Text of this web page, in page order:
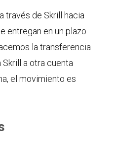
través de Skrill hacia
entregan en un plazo
la transferencia
a otra cuenta
el movimiento es